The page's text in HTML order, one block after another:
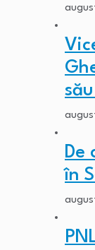
De
în